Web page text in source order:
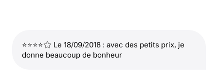
⭐⭐⭐⭐
Le 18/09/2018 : avec des petits prix, je
donne beaucoup de bonheur